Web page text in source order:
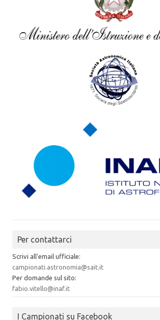
Per contattarci
Scrivi all'email ufficiale:
campionati.astronomia@sait.it
Per domande sul sito:
fabio.vitello@inaf.it
I Campionati su Facebook